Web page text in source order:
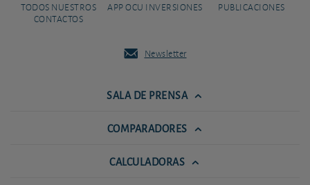
TODOS NUESTROS
CONTACTOS
APP OCU INVERSIONES PUBLICACIONES
Newsletter
SALA DE PRENSA
COMPARADORES
CALCULADORAS